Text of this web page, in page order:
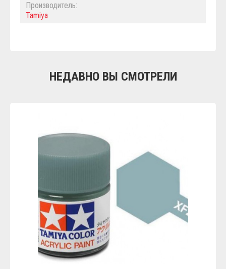
Производитель:
Tamiya
НЕДАВНО ВЫ СМОТРЕЛИ